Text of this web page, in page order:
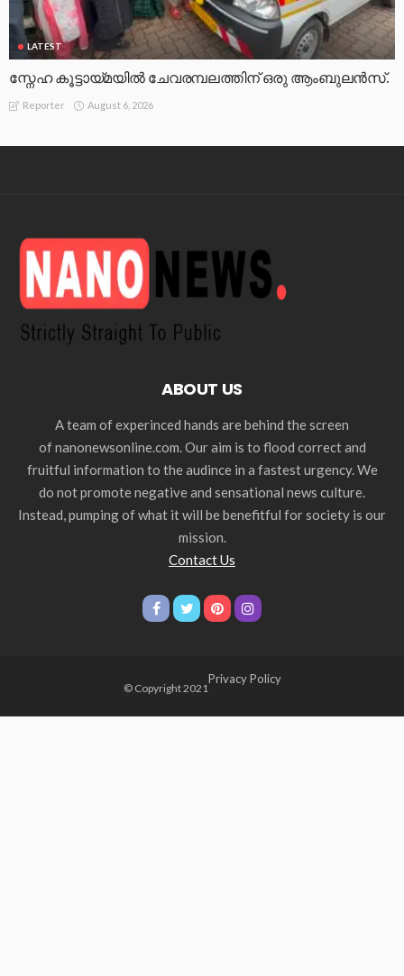
LATEST
സ്നേഹ കൂട്ടായ്മയിൽ ചേവരമ്പലത്തിന് ഒരു ആംബുലൻസ്.
Reporter August 6, 2026
ABOUT US
A team of experinced hands are behind the screen
of nanonewsonline.com. Our aim is to flood correct and
fruitful information to the audince in a fastest urgency. We
do not promote negative and sensational news culture.
Instead, pumping of what it will be benefitful for society is our
mission.
Contact Us
© Copyright 2021
Privacy Policy